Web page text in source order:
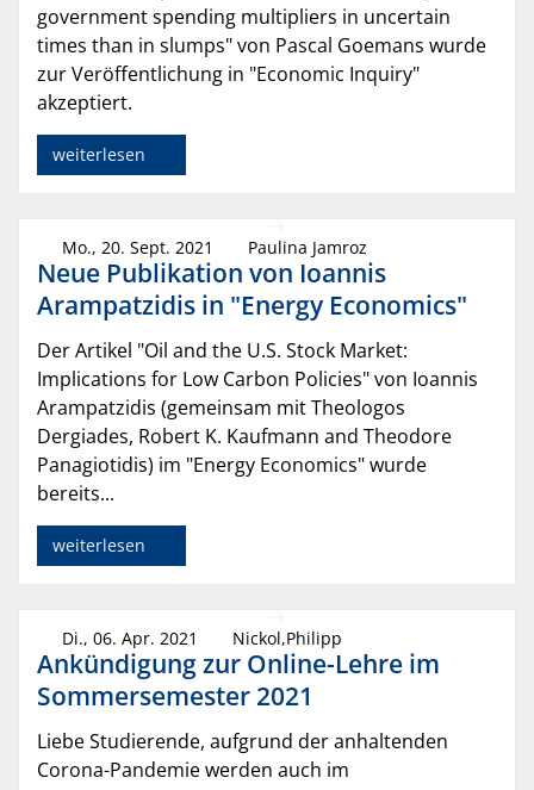
government spending multipliers in uncertain
times than in slumps" von Pascal Goemans wurde
zur Veröffentlichung in "Economic Inquiry"
akzeptiert.
weiterlesen
Mo., 20. Sept. 2021 Paulina Jamroz
Neue Publikation von Ioannis
Arampatzidis in "Energy Economics"
Der Artikel "Oil and the U.S. Stock Market:
Implications for Low Carbon Policies" von Ioannis
Arampatzidis (gemeinsam mit Theologos
Dergiades, Robert K. Kaufmann and Theodore
Panagiotidis) im "Energy Economics" wurde
bereits...
weiterlesen
Di., 06. Apr. 2021 Nickol,Philipp
Ankündigung zur Online-Lehre im
Sommersemester 2021
Liebe Studierende, aufgrund der anhaltenden
Corona-Pandemie werden auch im